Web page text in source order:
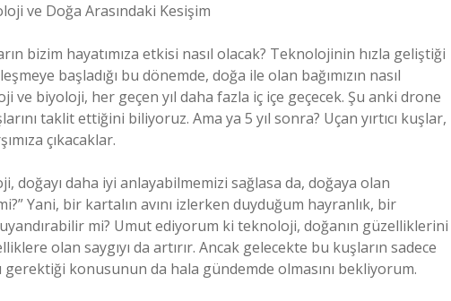
ve Doğa Arasındaki Kesişim
bizim hayatımıza etkisi nasıl olacak? Teknolojinin hızla geliştiği
başladığı bu dönemde, doğa ile olan bağımızın nasıl
biyoloji, her geçen yıl daha fazla iç içe geçecek. Şu anki drone
taklit ettiğini biliyoruz. Ama ya 5 yıl sonra? Uçan yırtıcı kuşlar,
çıkacaklar.
doğayı daha iyi anlayabilmemizi sağlasa da, doğaya olan
Yani, bir kartalın avını izlerken duyduğum hayranlık, bir
mi? Umut ediyorum ki teknoloji, doğanın güzelliklerini
olan saygıyı da artırır. Ancak gelecekte bu kuşların sadece
konusunun da hala gündemde olmasını bekliyorum.